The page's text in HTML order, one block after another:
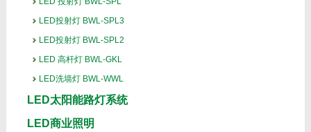
LED投射灯 BWL-SPL3
LED投射灯 BWL-SPL2
LED 高杆灯 BWL-GKL
LED洗墙灯 BWL-WWL
LED太阳能路灯系统
LED商业照明